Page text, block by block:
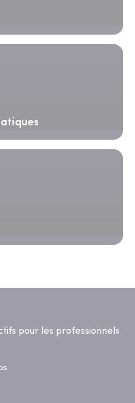
pour les professionnels